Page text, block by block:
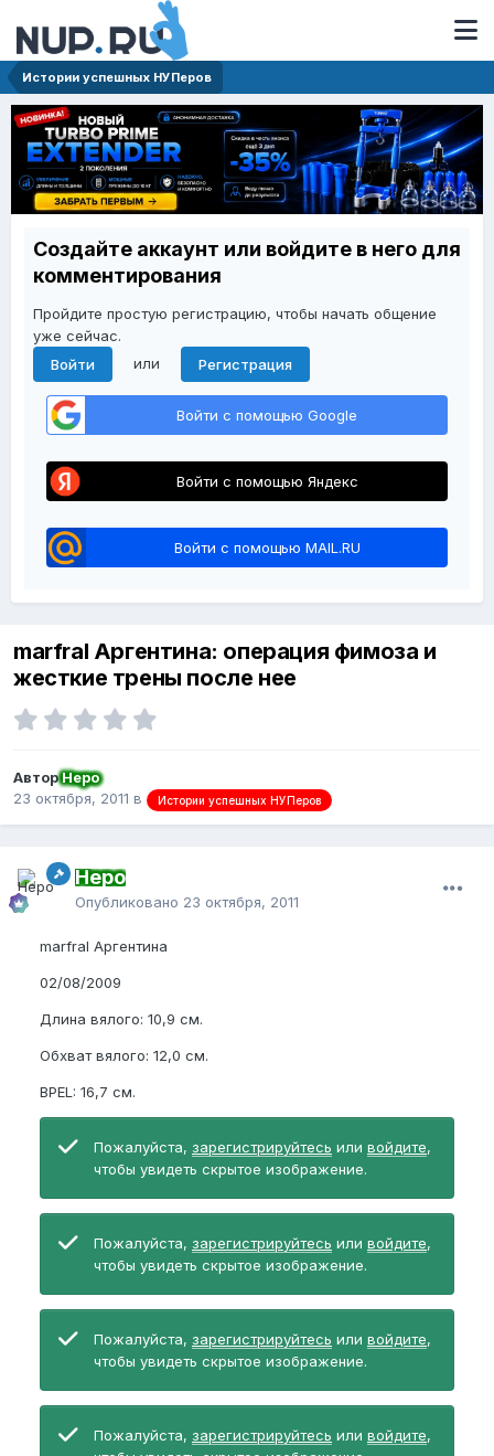
Истории успешных НУПеров
Создайте аккаунт или войдите в него для
комментирования
Пройдите простую регистрацию, чтобы начать общение
уже сейчас.
Войти
или Регистрация
Войти с помощью Google
Войти с помощью Яндекс
Войти с помощью MAIL.RU
marfral Аргентина: операция фимоза и
жесткие трены после нее
АвторНеро
23 октября, 2011 в Истории успешных НУПеров
Неро
Опубликовано 23 октября, 2011
marfral Аргентина
02/08/2009
Длина вялого: 10,9 см.
Обхват вялого: 12,0 см.
BPEL: 16,7 см.
Пожалуйста, зарегистрируйтесь или войдите,
чтобы увидеть скрытое изображение.
Пожалуйста, зарегистрируйтесь или войдите,
чтобы увидеть скрытое изображение.
Пожалуйста, зарегистрируйтесь или войдите,
чтобы увидеть скрытое изображение.
Пожалуйста, зарегистрируйтесь или войдите,